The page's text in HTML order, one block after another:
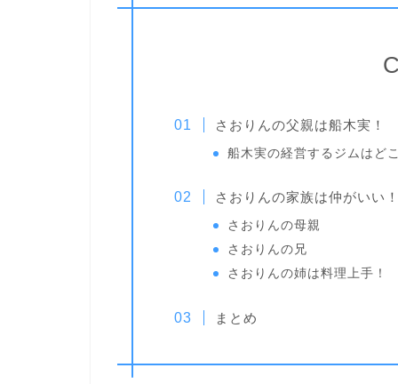
さおりんの父親は船木実！
船木実の経営するジムはど
さおりんの家族は仲がいい
さおりんの母親
さおりんの兄
さおりんの姉は料理上手！
まとめ